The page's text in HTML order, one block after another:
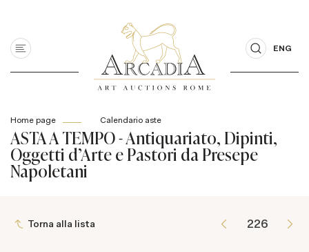
ENG
Home page Calendario aste
ASTA A TEMPO - Antiquariato, Dipinti,
Oggetti d'Arte e Pastori da Presepe
Napoletani
Torna alla lista